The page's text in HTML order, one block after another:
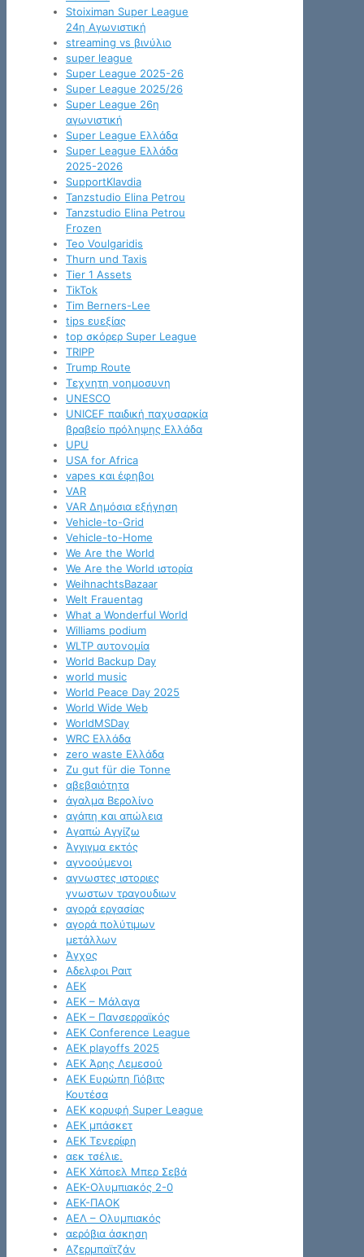
Stoiximan Super League
24η Αγωνιστική
streaming vs βινύλιο
super league
Super League 2025-26
Super League 2025/26
Super League 26η
αγωνιστική
Super League Ελλάδα
Super League Ελλάδα
2025-2026
SupportKlavdia
Tanzstudio Elina Petrou
Tanzstudio Elina Petrou
Frozen
Teo Voulgaridis
Thurn und Taxis
Tier 1 Assets
TikTok
Tim Berners-Lee
tips ευεξίας
top σκόρερ Super League
TRIPP
Trump Route
Tεχνητη νοημοσυνη
UNESCO
UNICEF παιδική παχυσαρκία
βραβείο πρόληψης Ελλάδα
UPU
USA for Africa
vapes και έφηβοι
VAR
VAR Δημόσια εξήγηση
Vehicle-to-Grid
Vehicle-to-Home
We Are the World
We Are the World ιστορία
WeihnachtsBazaar
Welt Frauentag
What a Wonderful World
Williams podium
WLTP αυτονομία
World Backup Day
world music
World Peace Day 2025
World Wide Web
WorldMSDay
WRC Ελλάδα
zero waste Ελλάδα
Zu gut für die Tonne
αβεβαιότητα
άγαλμα Βερολίνο
αγάπη και απώλεια
Αγαπώ Αγγίζω
Άγγιγμα εκτός
αγνοούμενοι
αγνωστες ιστοριες
γνωστων τραγουδιων
αγορά εργασίας
αγορά πολύτιμων
μετάλλων
Άγχος
Αδελφοι Ραιτ
ΑΕΚ
ΑΕΚ – Μάλαγα
ΑΕΚ – Πανσερραϊκός
ΑΕΚ Conference League
ΑΕΚ playoffs 2025
ΑΕΚ Άρης Λεμεσού
ΑΕΚ Ευρώπη Γιόβιτς
Κουτέσα
ΑΕΚ κορυφή Super League
ΑΕΚ μπάσκετ
ΑΕΚ Τενερίφη
αεκ τσέλιε.
ΑΕΚ Χάποελ Μπερ Σεβά
ΑΕΚ-Ολυμπιακός 2-0
ΑΕΚ-ΠΑΟΚ
ΑΕΛ – Ολυμπιακός
αερόβια άσκηση
Αζερμπαϊτζάν